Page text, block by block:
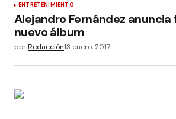
ENTRETENIMIENTO
Alejandro Fernández anuncia
nuevo álbum
porRedacción13 enero, 2017